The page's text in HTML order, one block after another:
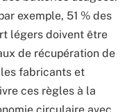
exemple, 51 % des
légers doivent être
de récupération de
les fabricants et
ces règles à la
circulaire avec